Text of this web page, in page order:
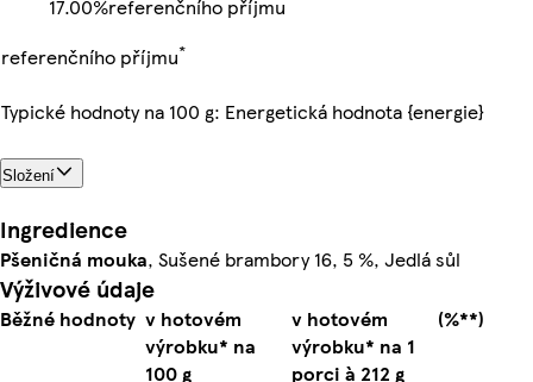
17.00%referenčního příjmu
referenčního příjmu*
Typické hodnoty na 100 g: Energetická hodnota {energie}
Složení
Ingredience
Pšeničná mouka, Sušené brambory 16, 5 %, Jedlá sůl
Výživové údaje
Běžné hodnoty v hotovém
výrobku* na
100 g
v hotovém
výrobku* na 1
porci à 212 g
(%**)